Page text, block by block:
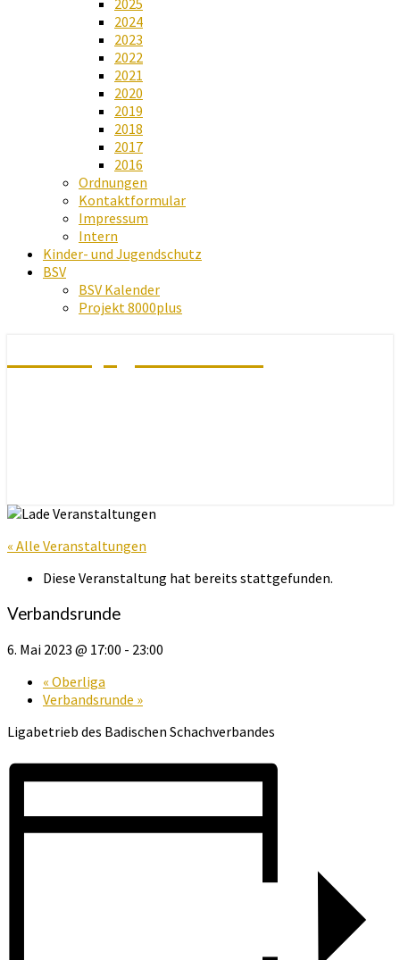
2025
2024
2023
2022
2021
2020
2019
2018
2017
2016
Ordnungen
Kontaktformular
Impressum
Intern
Kinder- und Jugendschutz
BSV
BSV Kalender
Projekt 8000plus
« Alle Veranstaltungen
Diese Veranstaltung hat bereits stattgefunden.
Verbandsrunde
6. Mai 2023 @ 17:00 - 23:00
« Oberliga
Verbandsrunde »
Ligabetrieb des Badischen Schachverbandes